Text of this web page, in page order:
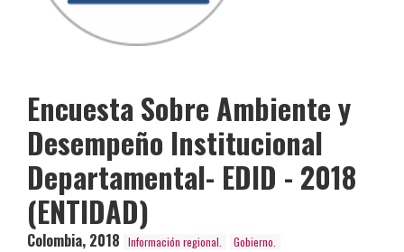
Encuesta Sobre Ambiente y
Desempeño Institucional
Departamental- EDID - 2018
(ENTIDAD)
Colombia, 2018 Información regional.
Gobierno.